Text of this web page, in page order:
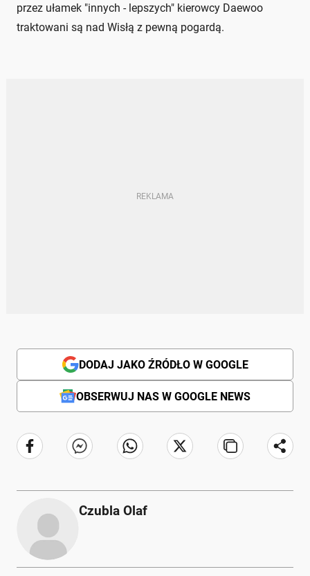
przez ułamek "innych - lepszych" kierowcy Daewoo
traktowani są nad Wisłą z pewną pogardą.
DODAJ JAKO ŹRÓDŁO W GOOGLE
OBSERWUJ NAS W GOOGLE NEWS
Czubla Olaf